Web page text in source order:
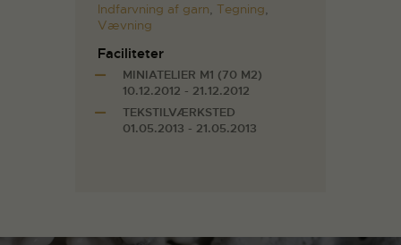
Indfarvning af garn, Tegning,
Vævning
Faciliteter
MINIATELIER M1 (70 M2)
10.12.2012 - 21.12.2012
TEKSTILVÆRKSTED
01.05.2013 - 21.05.2013